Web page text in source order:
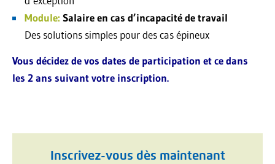
Module: Salaire en cas d’incapacité de travail
Des solutions simples pour des cas épineux
Vous décidez de vos dates de participation et ce dans
les 2 ans suivant votre inscription.
Inscrivez-vous dès maintenant